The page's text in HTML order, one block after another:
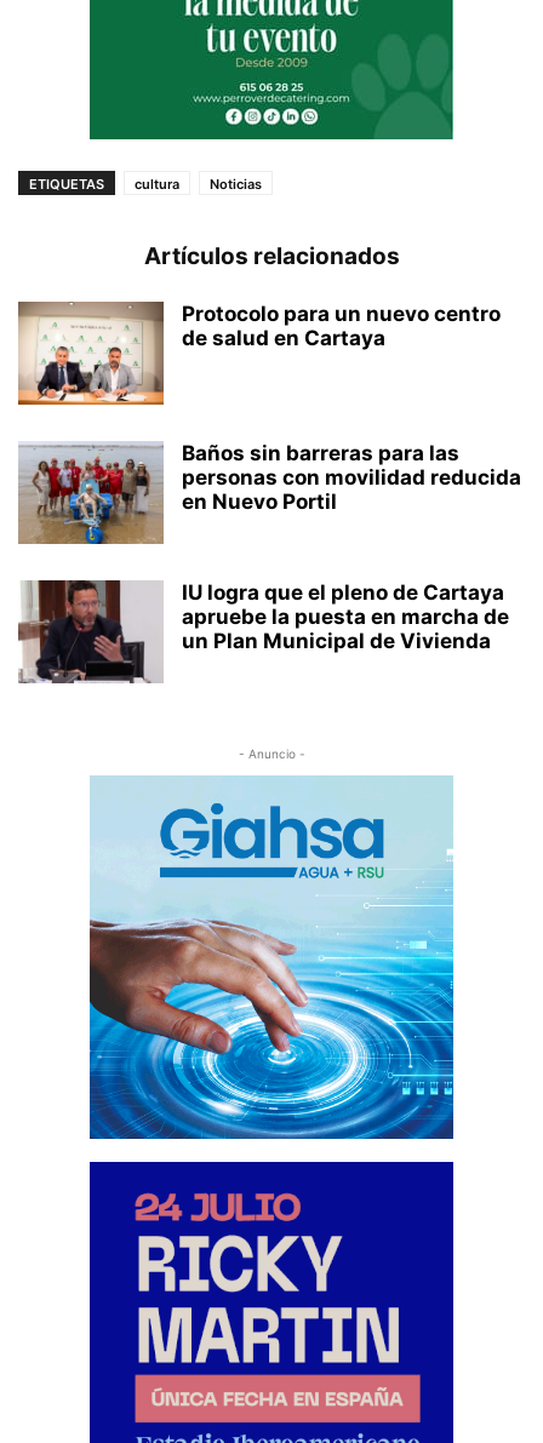
ETIQUETAS cultura Noticias
Artículos relacionados
Protocolo para un nuevo centro
de salud en Cartaya
Baños sin barreras para las
personas con movilidad reducida
en Nuevo Portil
IU logra que el pleno de Cartaya
apruebe la puesta en marcha de
un Plan Municipal de Vivienda
- Anuncio -